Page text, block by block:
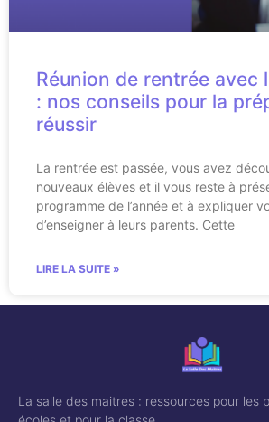
Réunion de rentrée avec
: nos conseils pour la
réussir
La rentrée est passée, vous avez
nouveaux élèves et il vous reste à
programme de l’année et à expliquer
d’enseigner à leurs parents. Cette
LIRE LA SUITE »
La salle des maitres : ressources pour les